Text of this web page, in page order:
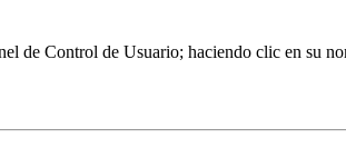
de Control de Usuario; haciendo clic en su